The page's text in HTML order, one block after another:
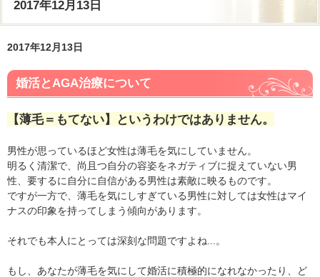
2017年12月13日
2017年12月13日
婚活とAGA治療について
【薄毛＝もてない】というわけではありません。
男性が思っているほど女性は薄毛を気にしていません。
明るく清潔で、尚且つ自分の容姿をネガティブに捉えていない男
性、要するに自分に自信がある男性は素敵に映るものです。
ですが一方で、薄毛を気にしすぎている男性に対しては女性はマイ
ナスの印象を持ってしまう傾向があります。
それでも本人にとっては深刻な問題ですよね...。
もし、あなたが薄毛を気にして婚活に積極的になれなかったり、ど